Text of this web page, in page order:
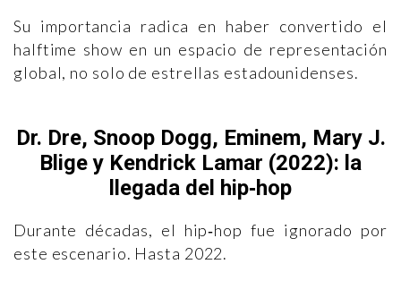
Su importancia radica en haber convertido el
halftime show en un espacio de representación
global, no solo de estrellas estadounidenses.
Dr. Dre, Snoop Dogg, Eminem, Mary J.
Blige y Kendrick Lamar (2022): la
llegada del hip‑hop
Durante décadas, el hip‑hop fue ignorado por
este escenario. Hasta 2022.